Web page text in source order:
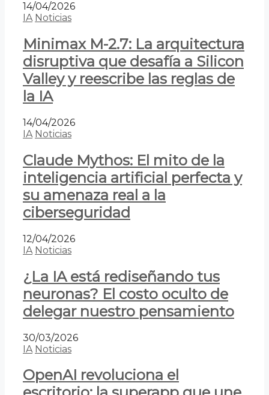
14/04/2026
IA Noticias
Minimax M-2.7: La arquitectura
disruptiva que desafía a Silicon
Valley y reescribe las reglas de
la IA
14/04/2026
IA Noticias
Claude Mythos: El mito de la
inteligencia artificial perfecta y
su amenaza real a la
ciberseguridad
12/04/2026
IA Noticias
¿La IA está rediseñando tus
neuronas? El costo oculto de
delegar nuestro pensamiento
30/03/2026
IA Noticias
OpenAI revoluciona el